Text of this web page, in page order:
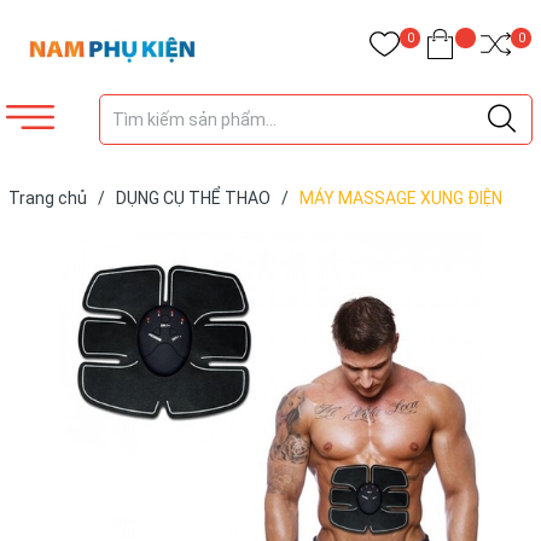
0 0
Trang chủ / DỤNG CỤ THỂ THAO /
MÁY MASSAGE XUNG ĐIỆN